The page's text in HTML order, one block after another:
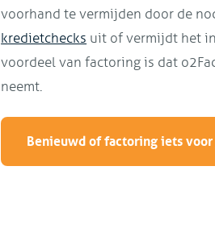
voorhand te vermijden door de
kredietchecks uit of vermijdt het
voordeel van factoring is dat
neemt.
Benieuwd of factoring iets voor